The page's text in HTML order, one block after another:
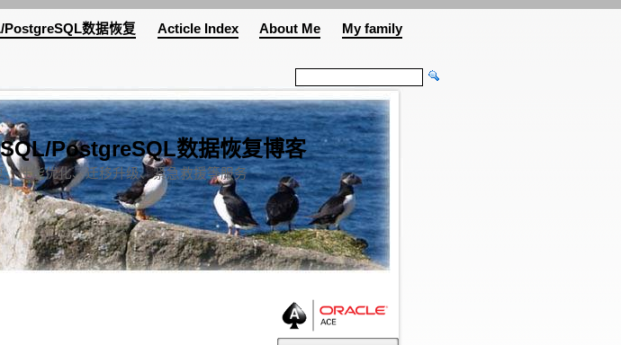
数据恢复 Acticle Index About Me My family
PostgreSQL数据恢复博客
性能优化、迁移升级、紧急救援等服务